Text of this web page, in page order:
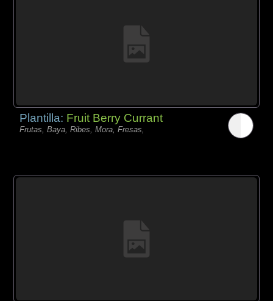
Plantilla: Fruit Berry Currant
Frutas, Baya, Ribes, Mora, Fresas,